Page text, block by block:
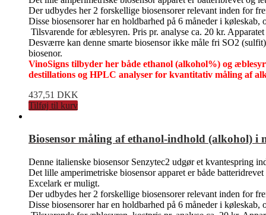
Der udbydes her 2 forskellige biosensorer relevant inden for
Disse biosensorer har en holdbarhed på 6 måneder i
Tilsvarende for æblesyren. Pris pr. analyse ca. 20 kr.
Desværre kan denne smarte biosensor ikke måle fri SO2
biosenor.
VinoSigns tilbyder her både ethanol (alkohol%) og
destillations og HPLC analyser for kvantitativ måling af
437,51 DKK
Tilføj til kurv
Biosensor måling af ethanol-indhold (alkohol) i
Denne italienske biosensor Senzytec2 udgør et kvantespring
Det lille amperimetriske biosensor apparet er både
Excelark er muligt.
Der udbydes her 2 forskellige biosensorer relevant inden for
Disse biosensorer har en holdbarhed på 6 måneder i